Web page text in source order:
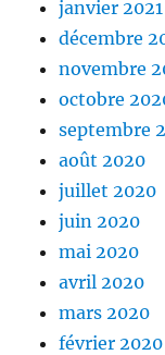
janvier 2021
décembre
novembre
octobre
septembre
août 2020
juillet 2020
juin 2020
mai 2020
avril 2020
mars 2020
février 2020